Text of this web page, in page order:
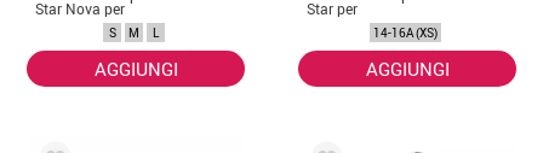
Star Nova per
S M L
AGGIUNGI
Star per
adolescente14-16A (XS)
AGGIUNGI